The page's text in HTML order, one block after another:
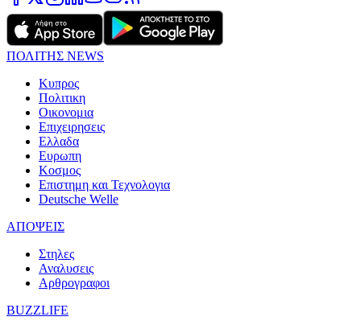
ΠΟΛΙΤΗΣ NEWS
Κυπρος
Πολιτικη
Οικονομια
Επιχειρησεις
Ελλαδα
Ευρωπη
Κοσμος
Επιστημη και Τεχνολογια
Deutsche Welle
ΑΠΟΨΕΙΣ
Στηλες
Αναλυσεις
Αρθρογραφοι
BUZZLIFE